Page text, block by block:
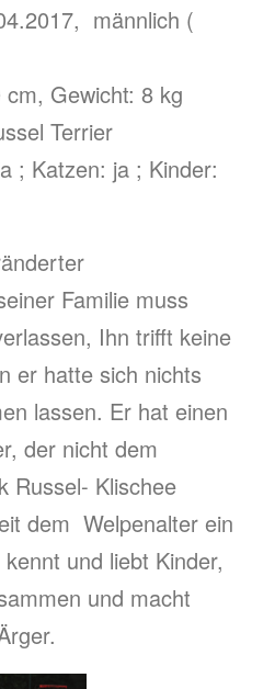
männlich (
Gewicht: 8 kg
Terrier
; Katzen: ja ; Kinder:
Familie muss
Ihn trifft keine
er hatte sich nichts
lassen. Er hat einen
der nicht dem
Russel- Klischee
dem Welpenalter ein
und liebt Kinder,
und macht